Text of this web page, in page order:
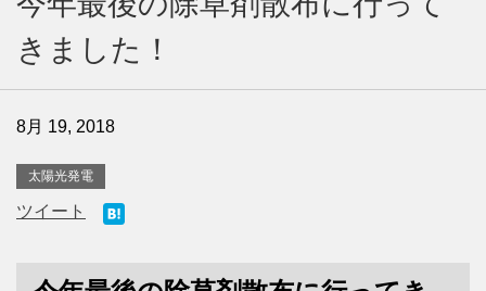
きました！
8月 19, 2018
太陽光発電
ツイート